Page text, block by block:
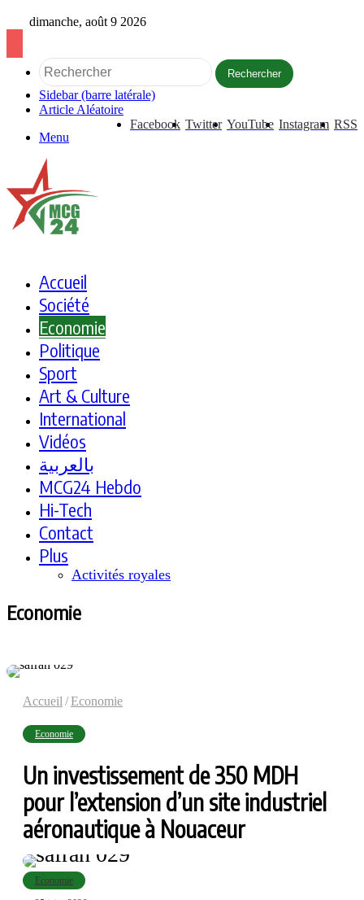
dimanche, août 9 2026
Rechercher
Sidebar (barre latérale)
Article Aléatoire
RSS
Instagram
YouTube
Twitter
Facebook
Menu
Accueil
Société
Economie
Politique
Sport
Art & Culture
International
Vidéos
بالعربية
MCG24 Hebdo
Hi-Tech
Contact
Plus
Activités royales
Economie
Accueil /Economie
Economie
Un investissement de 350 MDH
pour l’extension d’un site industriel
aéronautique à Nouaceur
Economie